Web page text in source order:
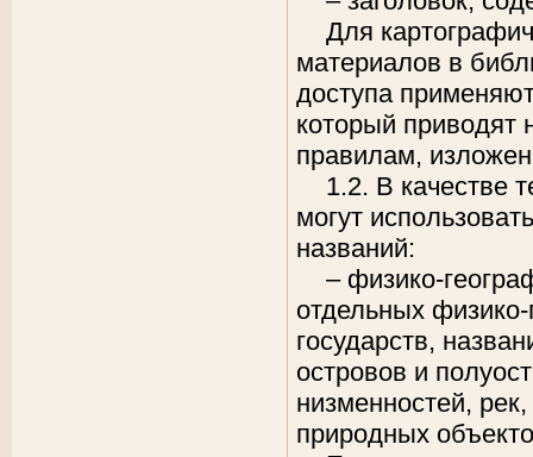
Для
материалов в
доступа
который приводят
правилам,
1.2. В качестве
могут
названий:
– физико-
отдельных физико-
государств,
островов и
низменностей,
природных